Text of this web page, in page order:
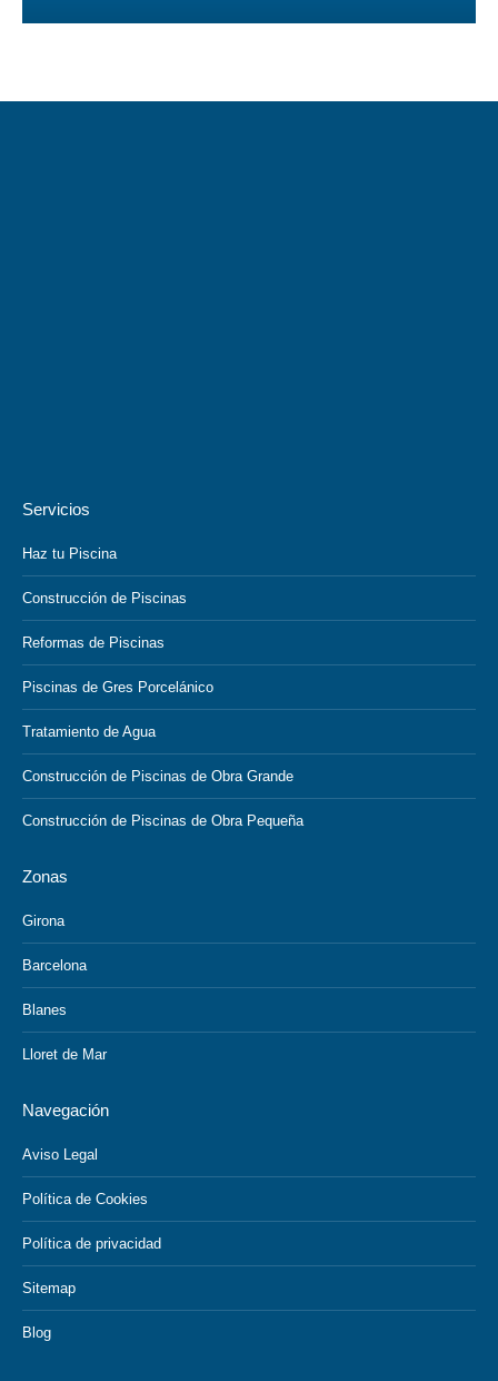
Servicios
Haz tu Piscina
Construcción de Piscinas
Reformas de Piscinas
Piscinas de Gres Porcelánico
Tratamiento de Agua
Construcción de Piscinas de Obra Grande
Construcción de Piscinas de Obra Pequeña
Zonas
Girona
Barcelona
Blanes
Lloret de Mar
Navegación
Aviso Legal
Política de Cookies
Política de privacidad
Sitemap
Blog